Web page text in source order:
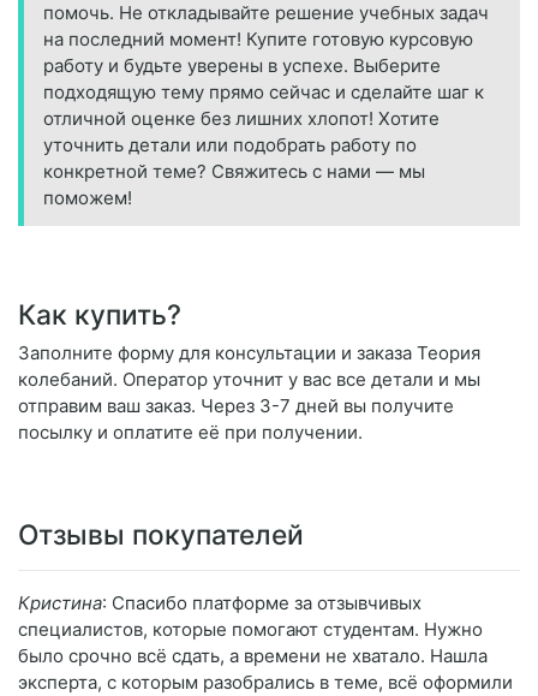
помочь. Не откладывайте решение учебных задач
на последний момент! Купите готовую курсовую
работу и будьте уверены в успехе. Выберите
подходящую тему прямо сейчас и сделайте шаг к
отличной оценке без лишних хлопот! Хотите
уточнить детали или подобрать работу по
конкретной теме? Свяжитесь с нами — мы
поможем!
Как купить?
Заполните форму для консультации и заказа Теория
колебаний. Оператор уточнит у вас все детали и мы
отправим ваш заказ. Через 3-7 дней вы получите
посылку и оплатите её при получении.
Отзывы покупателей
Кристина: Спасибо платформе за отзывчивых
специалистов, которые помогают студентам. Нужно
было срочно всё сдать, а времени не хватало. Нашла
эксперта, с которым разобрались в теме, всё оформили